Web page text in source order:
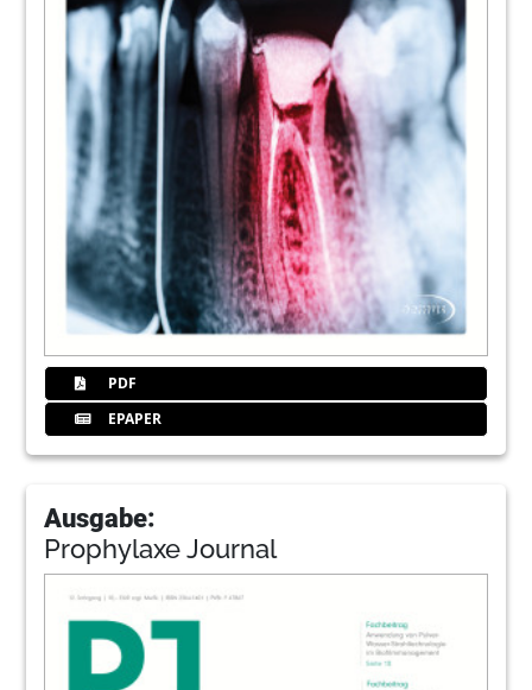
PDF
EPAPER
Ausgabe:
Prophylaxe Journal